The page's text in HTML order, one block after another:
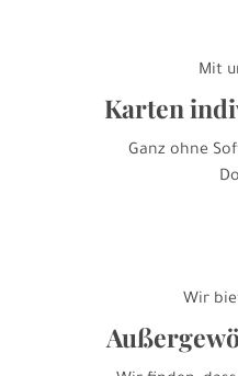
Mit
Karten
Ganz ohne
Wir